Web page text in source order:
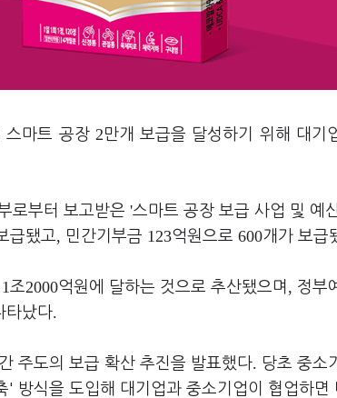
스마트 공장 2만개 보급을 달성하기 위해 대기
로부터 보고받은 '스마트 공장 보급 사업 및 예
급됐고, 민간기부금 123억원으로 600개가 보급
1조2000억원에 달하는 것으로 추산됐으며 , 정부
타났다.
주도의 보급 확산 추진을 발표했다. 당초 중소
' 방식을 도입해 대기업과 중소기업이 협업하면